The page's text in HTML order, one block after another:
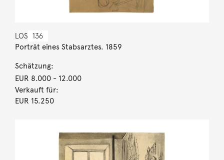
LOS 136
Porträt eines Stabsarztes. 1859
Schätzung:
EUR 8.000- 12.000
Verkauft für:
EUR 15.250